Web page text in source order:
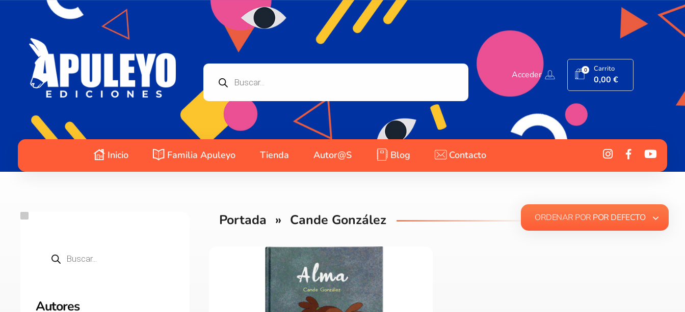
Acceder 0 Carrito
0,00€
Inicio Familia Apuleyo Tienda Autor@s Blog Contacto
Portada » Cande González ORDENAR POR POR DEFECTO
Autores